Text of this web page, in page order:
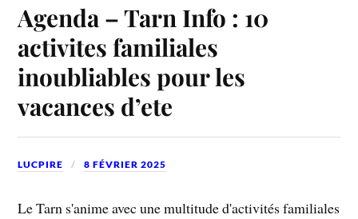
Agenda – Tarn Info : 10
activites familiales
inoubliables pour les
vacances d’ete
LUCPIRE 8 FÉVRIER 2025
Le Tarn s'anime avec une multitude d'activités familiales